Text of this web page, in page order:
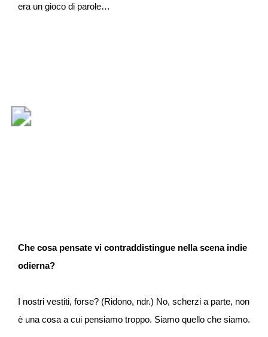
era un gioco di parole…
Che cosa pensate vi contraddistingue nella scena indie
odierna?
I nostri vestiti, forse? (Ridono, ndr.) No, scherzi a parte, non
è una cosa a cui pensiamo troppo. Siamo quello che siamo.